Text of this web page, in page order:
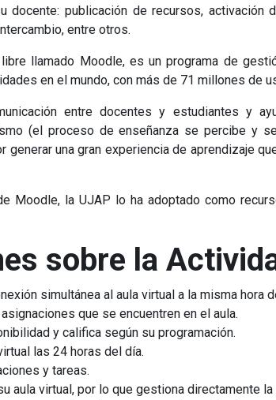
docente: publicación de recursos,
entre otros.
llamado Moodle, es un programa de
en el mundo, con más de 71 millones de
entre docentes y estudiantes y
(el proceso de enseñanza se percibe y
generar una gran experiencia de aprendizaje
Moodle, la UJAP lo ha adoptado como
sobre la
simultánea al aula virtual a la misma
que se encuentren en el aula.
y califica según su programación.
las 24 horas del día.
y tareas.
aula virtual, por lo que gestiona directamente